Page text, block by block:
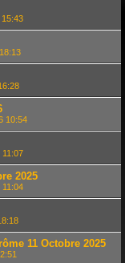
15:43
10:54
11:07
2025
11:04
11 Octobre 2025